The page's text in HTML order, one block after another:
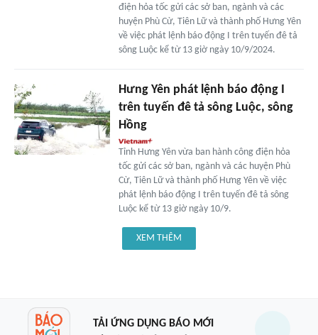
điện hỏa tốc gửi các sở ban, ngành và các
huyện Phù Cừ, Tiên Lữ và thành phố Hưng Yên
về việc phát lệnh báo động I trên tuyến đê tả
sông Luộc kể từ 13 giờ ngày 10/9/2024.
Hưng Yên phát lệnh báo động I
trên tuyến đê tả sông Luộc, sông
Hồng
Tỉnh Hưng Yên vừa ban hành công điện hỏa
tốc gửi các sở ban, ngành và các huyện Phù
Cừ, Tiên Lữ và thành phố Hưng Yên về việc
phát lệnh báo động I trên tuyến đê tả sông
Luộc kể từ 13 giờ ngày 10/9.
XEM THÊM
TẢI ỨNG DỤNG BÁO MỚI